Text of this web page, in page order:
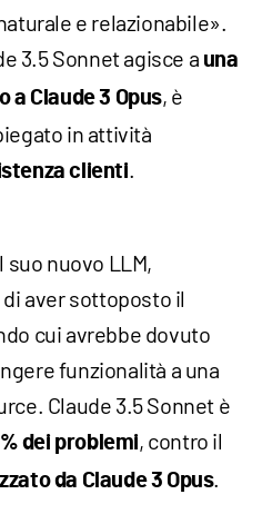
e relazionabile».
3.5 Sonnet agisce a una
Claude 3 Opus, è
in attività
clienti.
nuovo LLM,
aver sottoposto il
cui avrebbe dovuto
funzionalità a una
Claude 3.5 Sonnet è
dei problemi, contro il
da Claude 3 Opus.